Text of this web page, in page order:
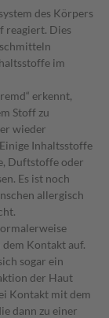
des Körpers
reagiert. Dies
im
erkennt,
Stoff zu
wieder
Inhaltsstoffe
Duftstoffe oder
Es ist noch
allergisch
Kontakt auf.
sogar ein
der Haut
Kontakt mit dem
dann zu einer